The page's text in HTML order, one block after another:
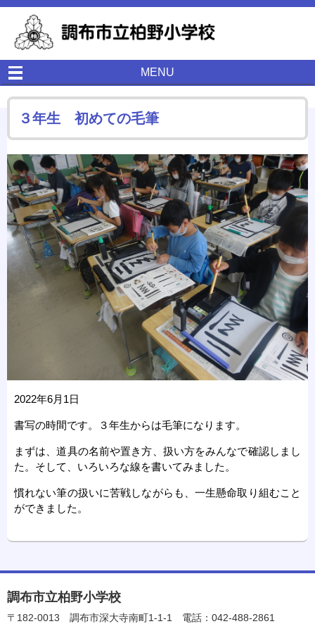
MENU
３年生 初めての毛筆
2022年6月1日
書写の時間です。３年生からは毛筆になります。
まずは、道具の名前や置き方、扱い方をみんなで確認しまし
た。そして、いろいろな線を書いてみました。
慣れない筆の扱いに苦戦しながらも、一生懸命取り組むこと
ができました。
調布市立柏野小学校
〒182-0013 調布市深大寺南町1-1-1 電話：042-488-2861